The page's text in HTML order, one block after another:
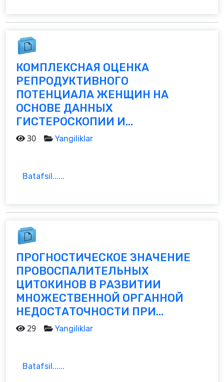
КОМПЛЕКСНАЯ ОЦЕНКА
РЕПРОДУКТИВНОГО
ПОТЕНЦИАЛА ЖЕНЩИН НА
ОСНОВЕ ДАННЫХ
ГИСТЕРОСКОПИИ И...
30 Yangiliklar
Batafsil......
ПРОГНОСТИЧЕСКОЕ ЗНАЧЕНИЕ
ПРОВОСПАЛИТЕЛЬНЫХ
ЦИТОКИНОВ В РАЗВИТИИ
МНОЖЕСТВЕННОЙ ОРГАННОЙ
НЕДОСТАТОЧНОСТИ ПРИ...
29 Yangiliklar
Batafsil......